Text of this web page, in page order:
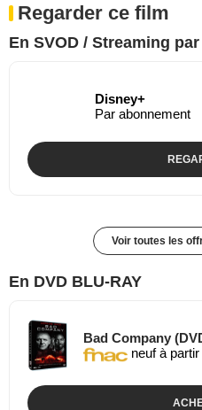
Regarder ce film
En SVOD / Streaming
Disney+
Par abonnement
Voir toutes les
En DVD BLU-RAY
Bad Company
neuf à